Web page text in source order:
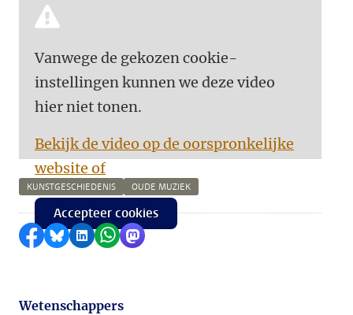
Vanwege de gekozen cookie-
instellingen kunnen we deze video
hier niet tonen.
Bekijk de video op de oorspronkelijke
website of
Accepteer cookies
KUNSTGESCHIEDENIS OUDE MUZIEK
Delen op Facebook
Delen via Bluesky
Delen op LinkedIn
Delen via WhatsApp
Delen via Mastodon
Wetenschappers